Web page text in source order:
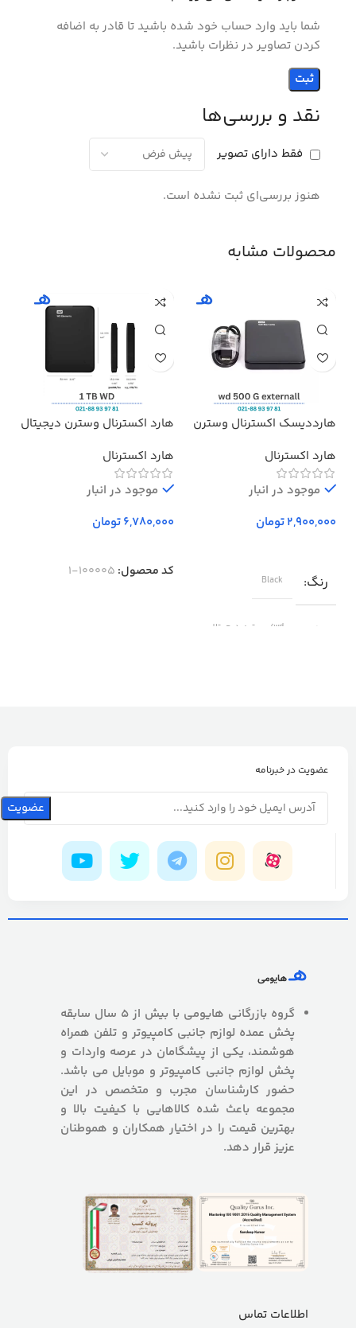
نقد و بررسی‌ها
فقط دارای تصویر
هنوز بررسی‌ای ثبت نشده است.
شما باید وارد حساب خود شده باشید تا قادر به اضافه
کردن تصاویر در نظرات باشید.
محصولات مشابه
هارددیسک اکسترنال وسترن
500 گیگابایت استوک ا
Western Digital Elements
External Hard Drive – 500GB
هارد اکسترنال
موجود در انبار
تومان
رنگ Black
wd/وسترن دیجیتال
هارد اکسترنال وسترن دیجیتال
هارد اکسترنال
موجود در انبار
تومان
کد محصول: 100005-1
عضویت در خبرنامه
گروه بازرگانی هایومی با بیش از 5 سال سابقه
پخش عمده لوازم جانبی کامپیوتر و تلفن همراه
هوشمند، یکی از پیشگامان در عرصه واردات و
پخش لوازم جانبی کامپیوتر و موبایل می باشد.
حضور کارشناسان مجرب و متخصص در این
مجموعه باعث شده کالاهایی با کیفیت بالا و
بهترین قیمت را در اختیار همکاران و هموطنان
عزیز قرار دهد.
اطلاعات تماس